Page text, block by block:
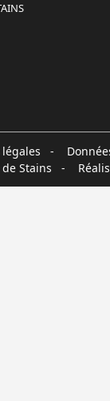
-
de Stains -